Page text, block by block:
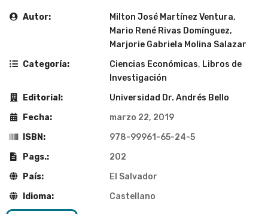
Autor:
Milton José Martínez Ventura,
Mario René Rivas Domínguez,
Marjorie Gabriela Molina Salazar
Categoría:
Ciencias Económicas, Libros de
Investigación
Editorial:
Universidad Dr. Andrés Bello
Fecha:
marzo 22, 2019
ISBN:
978-99961-65-24-5
Pags.:
202
País:
El Salvador
Idioma:
Castellano